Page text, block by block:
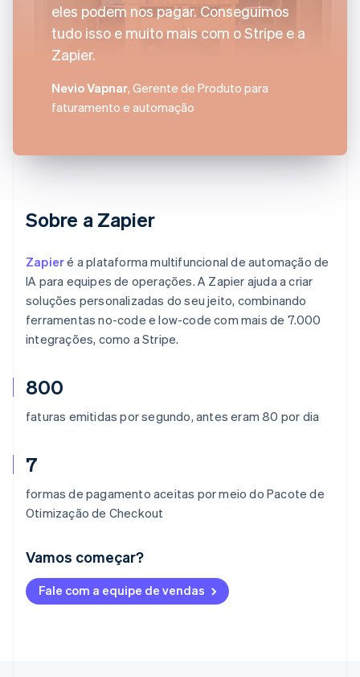
800
faturas emitidas por segundo, antes eram 80 por dia
7​
formas de pagamento aceitas por meio do Pacote de
Otimização de Checkout
Vamos começar?
Fale com a equipe de vendas
eles podem nos pagar. Conseguimos
tudo isso e muito mais com o Stripe e a
Zapier.
Nevio Vapnar, Gerente de Produto para
faturamento e automação
Sobre a Zapier
Zapieré a plataforma multifuncional de automação de
IA para equipes de operações. A Zapier ajuda a criar
soluções personalizadas do seu jeito, combinando
ferramentas no-code e low-code com mais de 7.000
integrações, como a Stripe.
DeutschEnglish
Austrália